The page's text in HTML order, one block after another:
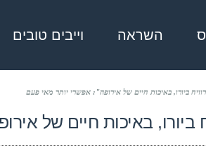
השראה וייבים טובים
ביורו, באיכות חיים של אירופה": אפשרי יותר מאי פעם
ביורו, באיכות חיים של